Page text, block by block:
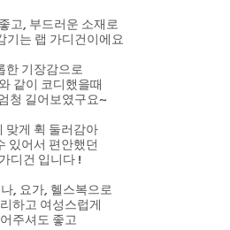
고, 부드러운 소재로
기는 랩 가디건이에요
한 기장감으로
같이 코디했을때
청 길어보였구요~
맞게 휙 둘러감아
있어서 편안했던
디건 입니다 !
, 요가, 헬스복으로
하고 여성스럽게
주셔도 좋고